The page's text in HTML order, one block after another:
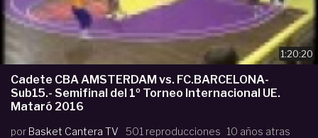
1:20:20
Cadete CBA AMSTERDAM vs. FC.BARCELONA-
Sub15.- Semifinal del 1º Torneo Internacional UE.
Mataró 2016
por Basket Cantera TV 501 reproducciones 10 años atras